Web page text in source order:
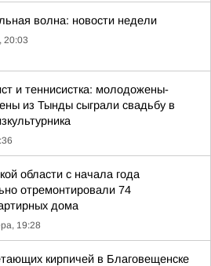
волна: новости недели
20:03
и теннисистка: молодожены-
из Тынды сыграли свадьбу в
области с начала года
отремонтировали 74
дома
19:28
кирпичей в Благовещенске